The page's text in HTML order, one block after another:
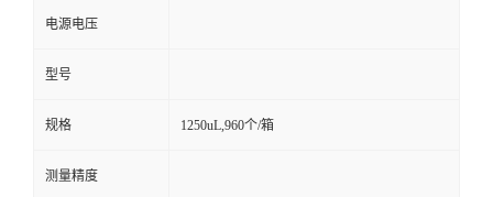
电源电压
型号
规格 1250uL,960个/箱
测量精度